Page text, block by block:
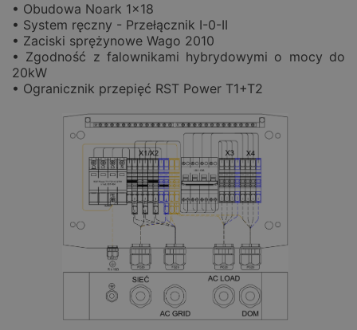
• Obudowa Noark 1x18
• System ręczny - Przełącznik I-0-II
• Zaciski sprężynowe Wago 2010
• Zgodność z falownikami hybrydowymi o mocy do
20kW
• Ogranicznik przepięć RST Power T1+T2